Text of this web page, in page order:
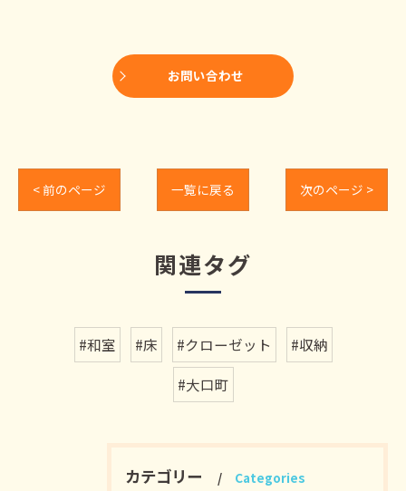
お問い合わせ
< 前のページ 一覧に戻る 次のページ >
関連タグ
#和室 #床 #クローゼット
#収納
#大口町
カテゴリー Categories